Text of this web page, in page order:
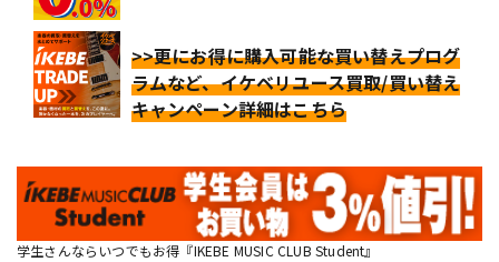
>>更にお得に購入可能な買い替えプログ
ラムなど、イケベリユース買取/買い替え
キャンペーン詳細はこちら
学生さんならいつでもお得『IKEBE MUSIC CLUB Student』